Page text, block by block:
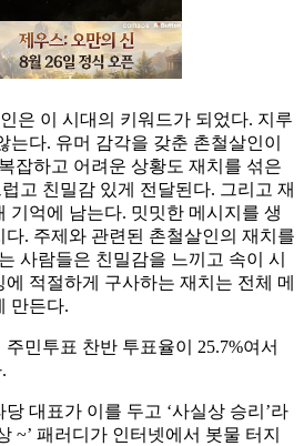
은 이 시대의 키워드가 되었다. 지루
는다. 유머 감각을 갖춘 촌철살인이
잡하고 어려운 상황도 재치를 섞은
고 친밀감 있게 전달된다. 그리고 재
기억에 남는다. 밋밋한 메시지를 생
. 주제와 관련된 촌철살인의 재치를
사람들은 친밀감을 느끼고 속이 시
적절하게 구사하는 재치는 전체 메
만든다.
민투표 찬반 투표율이 25.7%여서
대표가 이를 두고 ‘사실상 승리’라
~’ 패러디가 인터넷에서 봇물 터지